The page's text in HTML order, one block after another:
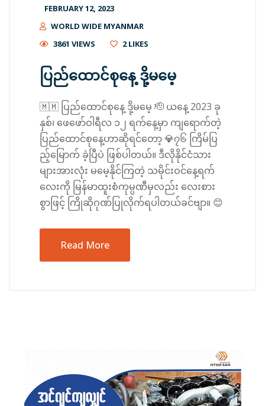
FEBRUARY 12, 2023
WORLD WIDE MYANMAR
3861 VIEWS
2LIKES
ပြည်ထောင်စုနေ့ ဒို့မမေ့
🇲🇲 ပြည်ထောင်စုနေ့ ဒို့မမေ့ 🫡 ယနေ့ 2023 ခု
နှစ်၊ ဖေဖော်ဝါရီလ ၁၂ ရက်နေ့မှာ ကျရောက်တဲ့
ပြည်ထောင်စုနေ့ဟာဆိုရင်တော့ 💎၇၆ ကြိမ်ပြ
ည့်မြောက် ခဲ့ပြီပဲ ဖြစ်ပါတယ်။ ဒီလိုနိုင်ငံသား
များအားလုံး မမေ့နိုင်ကြတဲ့ သမိုင်းဝင်နေ့ရက်
လေးကို မြန်မာထူးစံကုမ္ပဏီမှလည်း လေးစား
စွာဖြင့် ကြိုဆိုဂုဏ်ပြုလိုက်ရပါတယ်ခင်ဗျာ။ 😊
Read More